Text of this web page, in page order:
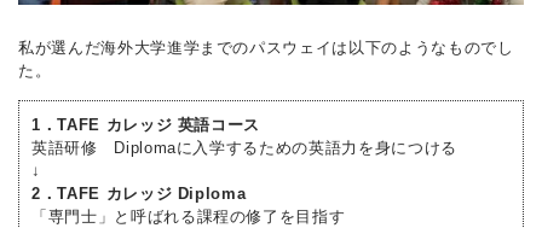
私が選んだ海外大学進学までのパスウェイは以下のようなものでし
た。
1．TAFE カレッジ 英語コース
英語研修 Diplomaに入学するための英語力を身につける
↓
2．TAFE カレッジ Diploma
「専門士」と呼ばれる課程の修了を目指す